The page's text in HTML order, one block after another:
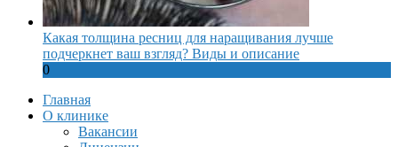
Какая толщина ресниц для наращивания лучше
подчеркнет ваш взгляд? Виды и описание
0
Главная
О клинике
Вакансии